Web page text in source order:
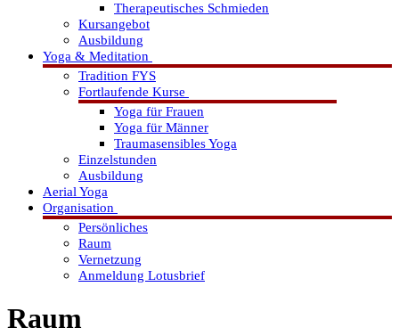
Therapeutisches Schmieden
Kursangebot
Ausbildung
Yoga & Meditation
Tradition FYS
Fortlaufende Kurse
Yoga für Frauen
Yoga für Männer
Traumasensibles Yoga
Einzelstunden
Ausbildung
Aerial Yoga
Organisation
Persönliches
Raum
Vernetzung
Anmeldung Lotusbrief
Raum